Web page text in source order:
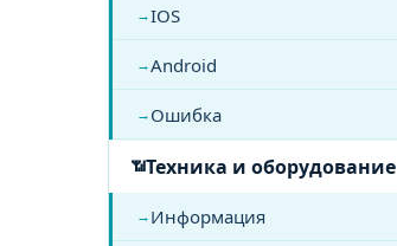
IOS
Android
Ошибка
Техника и оборудование
Информация